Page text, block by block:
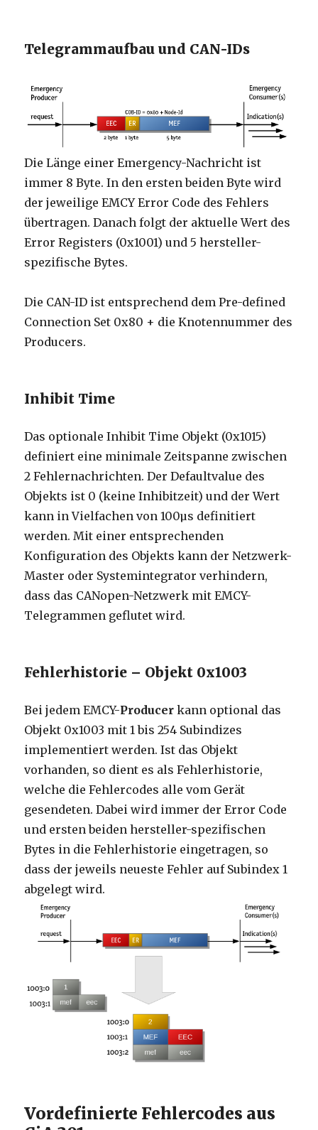
Telegrammaufbau und CAN-IDs
Die Länge einer Emergency-Nachricht ist
immer 8 Byte. In den ersten beiden Byte wird
der jeweilige EMCY Error Code des Fehlers
übertragen. Danach folgt der aktuelle Wert des
Error Registers (0x1001) und 5 hersteller-
spezifische Bytes.
Die CAN-ID ist entsprechend dem Pre-defined
Connection Set 0x80 + die Knotennummer des
Producers.
Inhibit Time
Das optionale Inhibit Time Objekt (0x1015)
definiert eine minimale Zeitspanne zwischen
2 Fehlernachrichten. Der Defaultvalue des
Objekts ist 0 (keine Inhibitzeit) und der Wert
kann in Vielfachen von 100µs definitiert
werden. Mit einer entsprechenden
Konfiguration des Objekts kann der Netzwerk-
Master oder Systemintegrator verhindern,
dass das CANopen-Netzwerk mit EMCY-
Telegrammen geflutet wird.
Fehlerhistorie – Objekt 0x1003
Bei jedem EMCY-Producerkann optional das
Objekt 0x1003 mit 1 bis 254 Subindizes
implementiert werden. Ist das Objekt
vorhanden, so dient es als Fehlerhistorie,
welche die Fehlercodes alle vom Gerät
gesendeten. Dabei wird immer der Error Code
und ersten beiden hersteller-spezifischen
Bytes in die Fehlerhistorie eingetragen, so
dass der jeweils neueste Fehler auf Subindex 1
abgelegt wird.
Vordefinierte Fehlercodes aus